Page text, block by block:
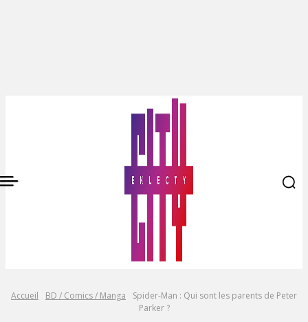
Accueil BD / Comics / Manga
Spider-Man : Qui sont les parents de Peter
Parker ?